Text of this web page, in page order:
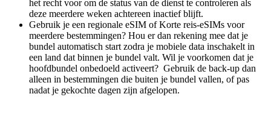
het recht voor om de status van de dienst te controleren als
deze meerdere weken achtereen inactief blijft.
Gebruik je een regionale eSIM of Korte reis-eSIMs voor
meerdere bestemmingen? Hou er dan rekening mee dat je
bundel automatisch start zodra je mobiele data inschakelt in
een land dat binnen je bundel valt. Wil je voorkomen dat je
hoofdbundel onbedoeld activeert? Gebruik de back-up dan
alleen in bestemmingen die buiten je bundel vallen, of pas
nadat je gekochte dagen zijn afgelopen.